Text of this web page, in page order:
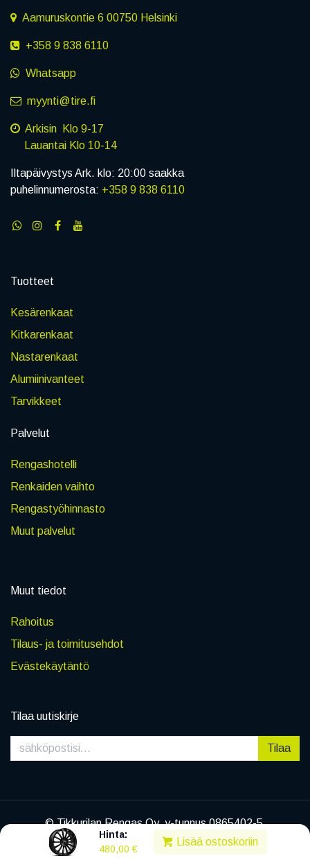
Hinta:
480,00 €
Lisää ostoskoriin
Aamuruskontie 6 00750 Helsinki
+358 9 838 6110
Whatsapp
myynti@tire.fi
Arkisin Klo 9-17
Lauantai Klo 10-14
Iltapäivystys Ark. klo: 20:00 saakka
puhelinnumerosta: +358 9 838 6110
Tuotteet
Kesärenkaat
Kitkarenkaat
Nastarenkaat
Alumiinivanteet
Tarvikkeet
Palvelut
Rengashotelli
Renkaiden vaihto
Rengastyöhinnasto
Muut palvelut
Muut tiedot
Rahoitus
Tilaus- ja toimitusehdot
Evästekäytäntö
Tilaa uutiskirje
Tilaa
© Tikkurilan Rengas Oy, y-tunnus 0865402-5
|Tietosuojaseloste